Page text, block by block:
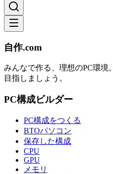
自作.com
みんなで作る、理想のPC環境。
目指しましょう。
PC構成ビルダー
PC構成をつくる
BTOパソコン
保存した構成
CPU
GPU
メモリ